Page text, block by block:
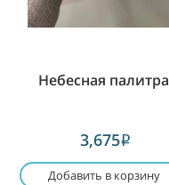
Небесная палитра
3,675i
Добавить в корзину